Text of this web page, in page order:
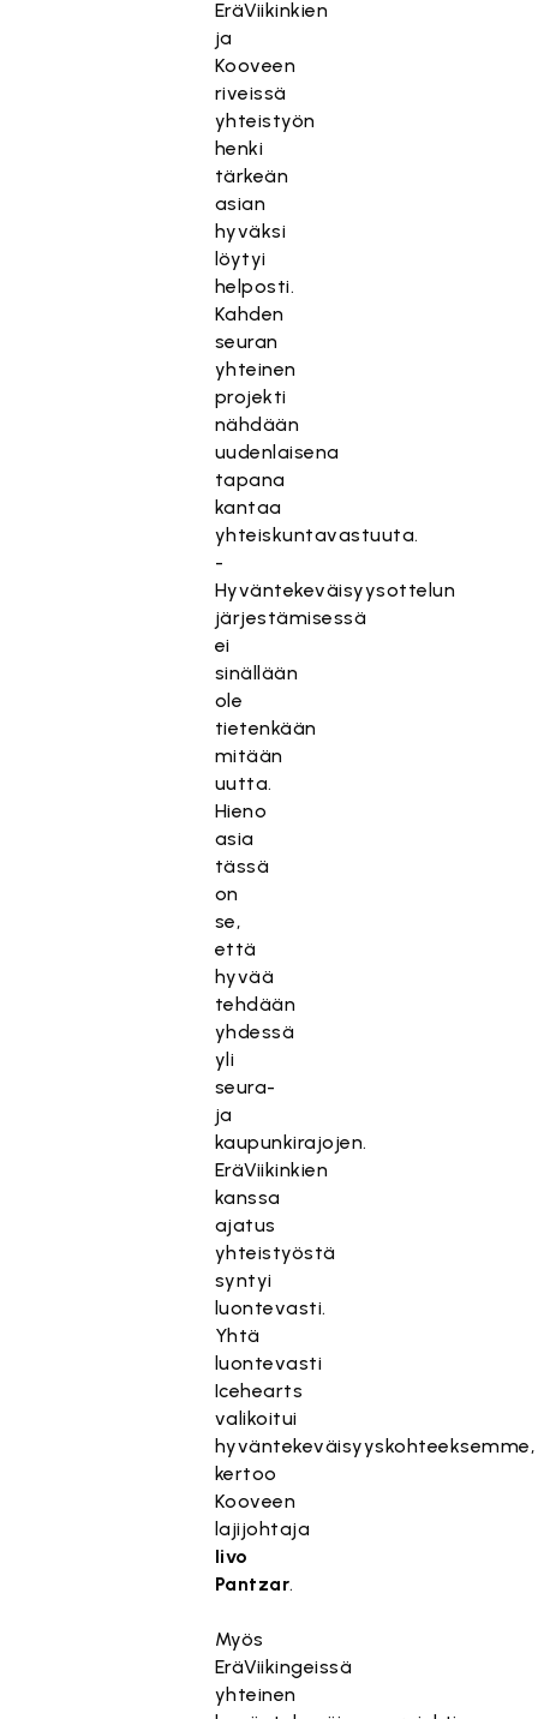
EräViikinkien
ja
Kooveen
riveissä
yhteistyön
henki
tärkeän
asian
hyväksi
löytyi
helposti.
Kahden
seuran
yhteinen
projekti
nähdään
uudenlaisena
tapana
kantaa
yhteiskuntavastuuta.
-
Hyväntekeväisyysottelun
järjestämisessä
ei
sinällään
ole
tietenkään
mitään
uutta.
Hieno
asia
tässä
on
se,
että
hyvää
tehdään
yhdessä
yli
seura-
ja
kaupunkirajojen.
EräViikinkien
kanssa
ajatus
yhteistyöstä
syntyi
luontevasti.
Yhtä
luontevasti
Icehearts
valikoitui
hyväntekeväisyyskohteeksemme,
kertoo
Kooveen
lajijohtaja
Iivo
Pantzar.
Myös
EräViikingeissä
yhteinen